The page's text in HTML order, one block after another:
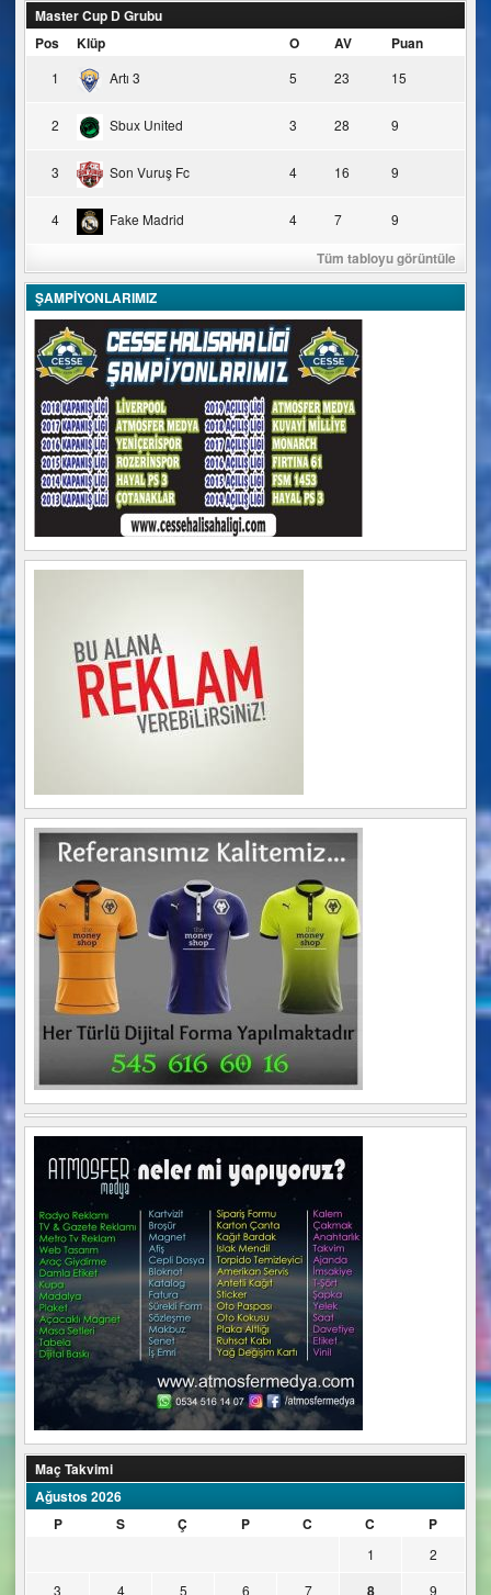
Master Cup D Grubu
Pos
Klüp O AV Puan
1 Artı 3 5 23 15
2 Sbux United 3 28 9
3 Son Vuruş Fc 4 16 9
4 Fake Madrid 4 7 9
Tüm tabloyu görüntüle
ŞAMPİYONLARIMIZ
Maç Takvimi
Ağustos 2026
P
S Ç P C C P
1
2
3
4 5 6 7 8
9